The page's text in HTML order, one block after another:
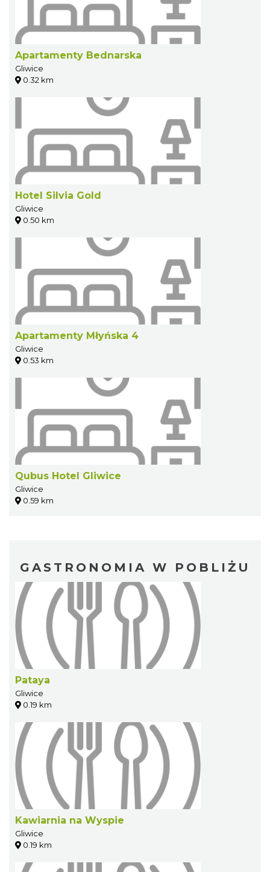
Apartamenty Bednarska
Gliwice
0.32 km
Hotel Silvia Gold
Gliwice
0.50 km
Apartamenty Młyńska 4
Gliwice
0.53 km
Qubus Hotel Gliwice
Gliwice
0.59 km
GASTRONOMIA W POBLIŻU
Pataya
Gliwice
0.19 km
Kawiarnia na Wyspie
Gliwice
0.19 km